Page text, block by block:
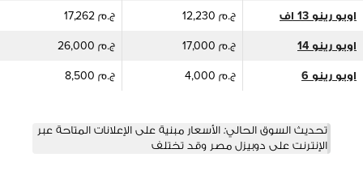
اوبو رينو 13 اف
ج.م 12,230
ج.م 17,262
اوبو رينو 14
ج.م 17,000
ج.م 26,000
اوبو رينو 6
ج.م 4,000 ج.م 8,500
تحديث السوق الحالي: الأسعار مبنية على الإعلانات المتاحة عبر
الإنترنت على دوبيزل مصر وقد تختلف